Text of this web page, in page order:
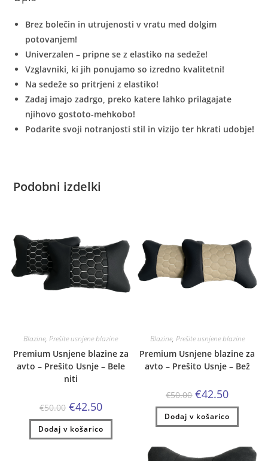
Brez bolečin in utrujenosti v vratu med dolgim
potovanjem!
Univerzalen – pripne se z elastiko na sedeže!
Vzglavniki, ki jih ponujamo so izredno kvalitetni!
Na sedeže so pritrjeni z elastiko!
Zadaj imajo zadrgo, preko katere lahko prilagajate
njihovo gostoto-mehkobo!
Podarite svoji notranjosti stil in vizijo ter hkrati udobje!
Podobni izdelki
Blazine,Prešite usnjene blazine
Premium Usnjene blazine za
avto – Prešito Usnje – Bele
niti
€50.00 Izvirna
cena
je
bila:
€50.00.
€42.50Trenutna
cena
je:
€42.50.
Dodaj v košarico
Blazine, Prešite usnjene blazine
Premium Usnjene blazine za
avto – Prešito Usnje – Bež
€50.00 Izvirna
cena
je
bila:
€50.00.
€42.50Trenutna
je:
€42.50.
Dodaj v košarico